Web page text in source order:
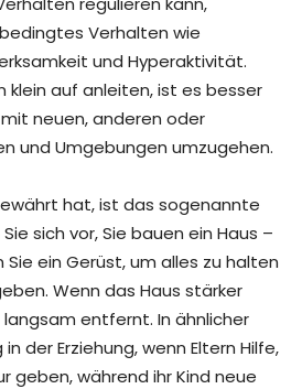
Verhalten wie
und Hyperaktivität.
klein auf anleiten, ist es besser
neuen, anderen oder
und Umgebungen umzugehen.
hat, ist das sogenannte
sich vor, Sie bauen ein Haus –
ein Gerüst, um alles zu halten
Wenn das Haus stärker
entfernt. In ähnlicher
der Erziehung, wenn Eltern Hilfe,
geben, während ihr Kind neue